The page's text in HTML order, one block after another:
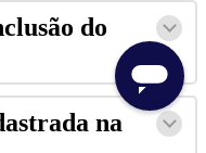
do
na